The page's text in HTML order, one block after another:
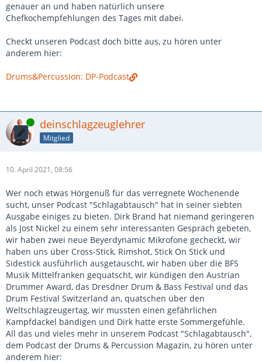
genauer an und haben natürlich unsere
Chefkochempfehlungen des Tages mit dabei.
Checkt unseren Podcast doch bitte aus, zu hören unter
anderem hier:
Drums&Percussion: DP-Podcast
Online deinschlagzeuglehrer
Mitglied
10. April 2021, 08:56
Wer noch etwas Hörgenuß für das verregnete Wochenende
sucht, unser Podcast "Schlagabtausch" hat in seiner siebten
Ausgabe einiges zu bieten. Dirk Brand hat niemand geringeren
als Jost Nickel zu einem sehr interessanten Gespräch gebeten,
wir haben zwei neue Beyerdynamic Mikrofone gecheckt, wir
haben uns über Cross-Stick, Rimshot, Stick On Stick und
Sidestick ausführlich ausgetauscht, wir haben über die BFS
Musik Mittelfranken gequatscht, wir kündigen den Austrian
Drummer Award, das Dresdner Drum & Bass Festival und das
Drum Festival Switzerland an, quatschen über den
Weltschlagzeugertag, wir mussten einen gefährlichen
Kampfdackel bändigen und Dirk hatte erste Sommergefühle.
All das und vieles mehr in unserem Podcast "Schlagabtausch",
dem Podcast der Drums & Percussion Magazin, zu hören unter
anderem hier: